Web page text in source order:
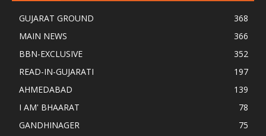
GUJARAT GROUND
368
MAIN NEWS
366
BBN-EXCLUSIVE
352
READ-IN-GUJARATI
197
AHMEDABAD
139
I AM' BHAARAT
78
GANDHINAGER
75